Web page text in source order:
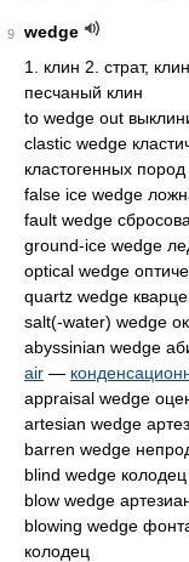
9
wedge
1. клин 2. страт,
песчаный клин
to wedge out
clastic wedge
кластогенных пород
false ice wedge
fault wedge
ground-ice wedge
optical wedge
quartz wedge
salt(-water) wedge
abyssinian wedge
air —
appraisal wedge
artesian wedge
barren wedge
blind wedge
blow wedge
blowing wedge
колодец